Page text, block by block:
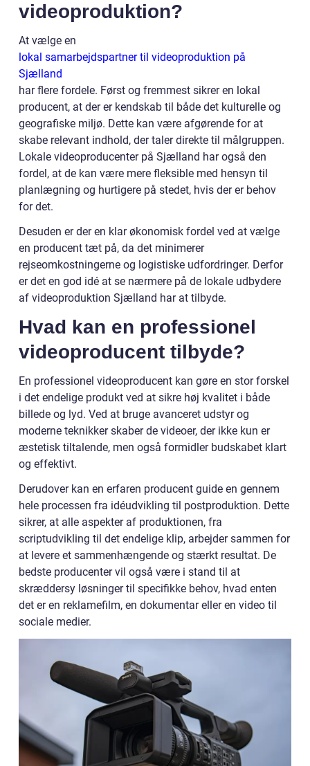
videoproduktion?
At vælge en
lokal samarbejdspartner til videoproduktion på
Sjælland
har flere fordele. Først og fremmest sikrer en lokal
producent, at der er kendskab til både det kulturelle og
geografiske miljø. Dette kan være afgørende for at
skabe relevant indhold, der taler direkte til målgruppen.
Lokale videoproducenter på Sjælland har også den
fordel, at de kan være mere fleksible med hensyn til
planlægning og hurtigere på stedet, hvis der er behov
for det.
Desuden er der en klar økonomisk fordel ved at vælge
en producent tæt på, da det minimerer
rejseomkostningerne og logistiske udfordringer. Derfor
er det en god idé at se nærmere på de lokale udbydere
af videoproduktion Sjælland har at tilbyde.
Hvad kan en professionel
videoproducent tilbyde?
En professionel videoproducent kan gøre en stor forskel
i det endelige produkt ved at sikre høj kvalitet i både
billede og lyd. Ved at bruge avanceret udstyr og
moderne teknikker skaber de videoer, der ikke kun er
æstetisk tiltalende, men også formidler budskabet klart
og effektivt.
Derudover kan en erfaren producent guide en gennem
hele processen fra idéudvikling til postproduktion. Dette
sikrer, at alle aspekter af produktionen, fra
scriptudvikling til det endelige klip, arbejder sammen for
at levere et sammenhængende og stærkt resultat. De
bedste producenter vil også være i stand til at
skræddersy løsninger til specifikke behov, hvad enten
det er en reklamefilm, en dokumentar eller en video til
sociale medier.